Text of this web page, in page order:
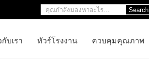
Search
กับเรา ทัวร์โรงงาน ควบคุมคุณภาพ